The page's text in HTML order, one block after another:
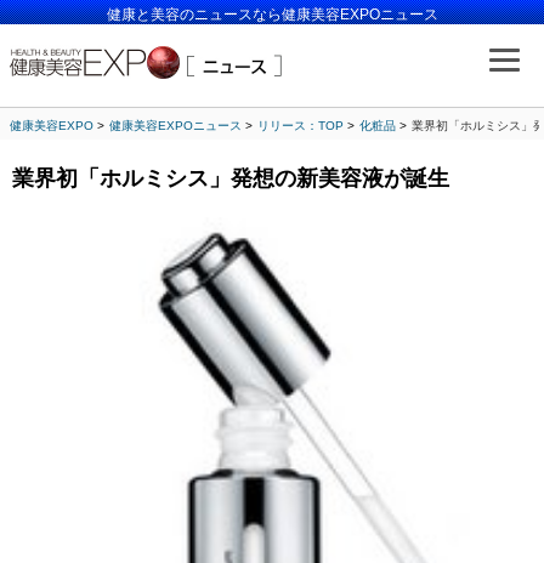
健康と美容のニュースなら健康美容EXPOニュース
健康美容EXPO 健康美容EXPOニュース リリース：TOP 化粧品 業界初「ホルミシス」
業界初「ホルミシス」発想の新美容液が誕生